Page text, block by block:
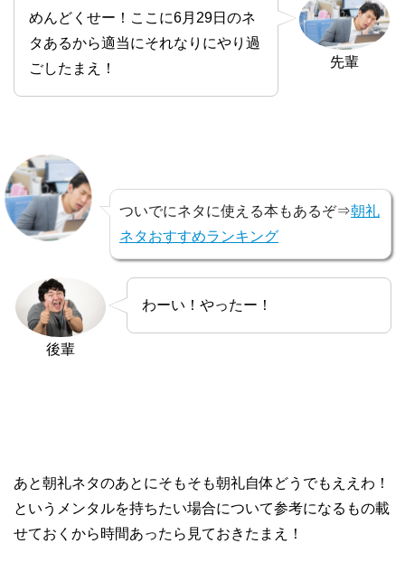
先輩
めんどくせー！ここに6月29日のネ
タあるから適当にそれなりにやり過
ごしたまえ！
ついでにネタに使える本もあるぞ⇒朝礼
ネタおすすめランキング
後輩
わーい！やったー！
あと朝礼ネタのあとにそもそも朝礼自体どうでもええわ！
というメンタルを持ちたい場合について参考になるもの載
せておくから時間あったら見ておきたまえ！